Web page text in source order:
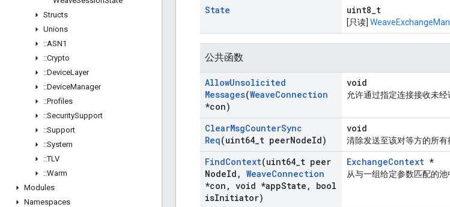
Structs
Unions
::ASN1
::Crypto
::DeviceLayer
::DeviceManager
::Profiles
::SecuritySupport
::Support
::System
::TLV
::Warm
Modules
Namespaces
State uint8_t
[只读]
公共函数
AllowUnsolicited
Messages(WeaveConnection
*con)
void
允许通过指定连接接收未经
ClearMsgCounterSync
Req(uint64 t peerNodeId)
void
清除发送至该对等方的所有
FindContext(uint64 t peer
NodeId , WeaveConnection
*con , void *appState ,
bool
isInitiator)
ExchangeContext *
从与一组给定参数匹配的池